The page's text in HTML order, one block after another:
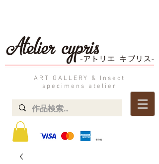
ART GALLERY & Insect
specimens atelier